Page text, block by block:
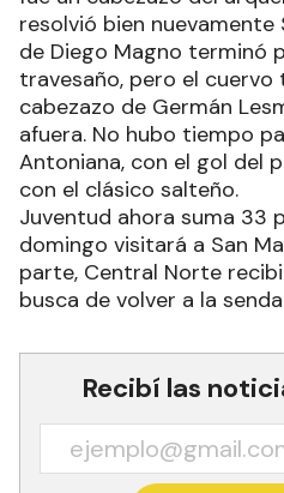
resolvió bien nuevamente
de Diego Magno terminó
travesaño, pero el cuervo
cabezazo de Germán
afuera. No hubo tiempo
Antoniana, con el gol del
con el clásico salteño.
Juventud ahora suma 33
domingo visitará a San
parte, Central Norte
busca de volver a la
Recibí las